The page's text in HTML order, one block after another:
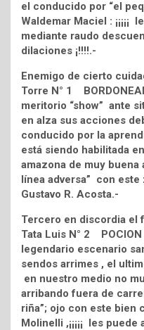
el conducido por “el
Waldemar Maciel :
mediante raudo
dilaciones ¡!!!!.-
Enemigo de cierto
Torre N° 1
meritorio “show” ante
en alza sus acciones
conducido por la
está siendo habilitada
amazona de muy
línea adversa” con
Gustavo R. Acosta.-
Tercero en discordia el
Tata Luis N° 2
legendario escenario
sendos arrimes , el
en nuestro medio no
arribando fuera de
riña”; ojo con este bien
Molinelli ,¡¡¡¡¡ les